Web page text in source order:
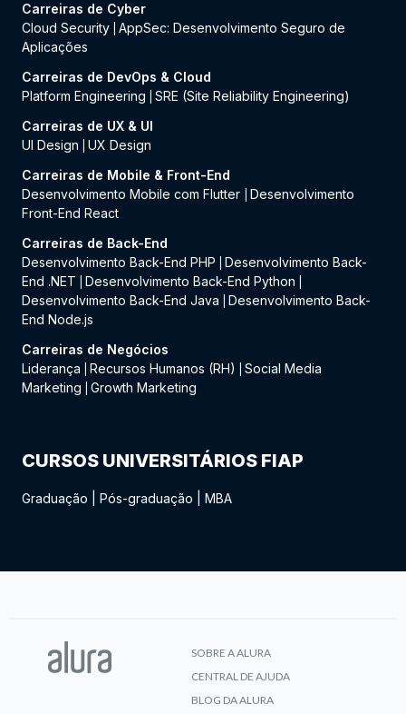
Carreiras de Cyber
Cloud Security AppSec: Desenvolvimento Seguro de
Aplicações
Carreiras de DevOps & Cloud
Platform Engineering
SRE (Site Reliability Engineering)
Carreiras de UX & UI
UI Design
UX Design
Carreiras de Mobile & Front-End
Desenvolvimento Mobile com Flutter
Desenvolvimento
Front-End React
Carreiras de Back-End
Desenvolvimento Back-End PHP
Desenvolvimento Back-
End .NET
Desenvolvimento Back-End Python
Desenvolvimento Back-End Java
Desenvolvimento Back-
End Node.js
Carreiras de Negócios
Liderança
Recursos Humanos (RH)
Social Media
Marketing
Growth Marketing
CURSOS UNIVERSITÁRIOS FIAP
Graduação Pós-graduação MBA
SOBRE A ALURA
CENTRAL DE AJUDA
BLOG DA ALURA